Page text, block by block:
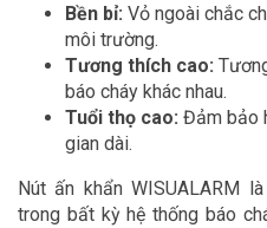
Bền bỉ: Vỏ ngoài chắc
môi trường.
Tương thích cao:
báo cháy khác nhau.
Tuổi thọ cao: Đảm bảo
gian dài.
Nút ấn khẩn WISUALARM
trong bất kỳ hệ thống báo